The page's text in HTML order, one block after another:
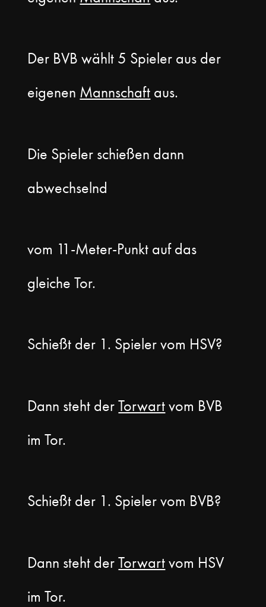
Der BVB wählt 5 Spieler aus der
eigenen Mannschaft aus.
Die Spieler schießen dann
abwechselnd
vom 11-Meter-Punkt auf das
gleiche Tor.
Schießt der 1. Spieler vom HSV?
Dann steht derTorwartvom BVB
im Tor.
Schießt der 1. Spieler vom BVB?
Dann steht derTorwartvom HSV
im Tor.